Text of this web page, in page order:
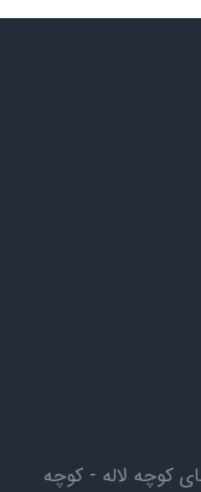
کوچه لاله - کوچه